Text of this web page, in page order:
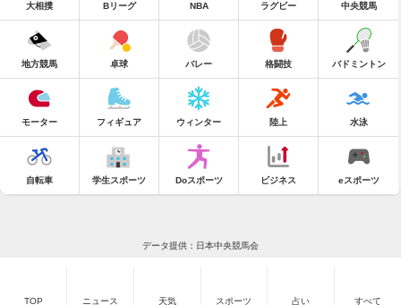
大相撲 Bリーグ NBA ラグビー 中央競馬
地方競馬 卓球 バレー 格闘技 バドミントン
モーター フィギュア ウィンター 陸上 水泳
自転車 学生スポーツ Doスポーツ ビジネス eスポーツ
データ提供：日本中央競馬会
TOP ニュース 天気 スポーツ 占い すべて